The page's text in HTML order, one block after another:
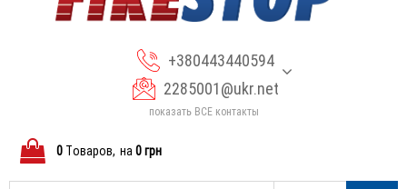
+380443440594
2285001@ukr.net
показать ВСЕ контакты
0 Tоваров, на0 грн